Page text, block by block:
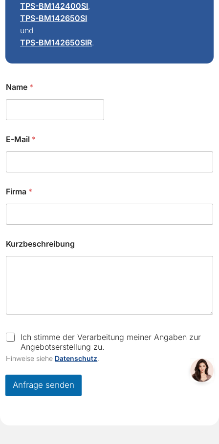
TPS-BM142400SI,
TPS-BM142650SI
und
TPS-BM142650SIR.
Name *
E-Mail *
Firma *
Kurzbeschreibung
u
r
z
b
e
C
h
e
c
k
Ich stimme der Verarbeitung meiner Angaben zur
Angebotserstellung zu.
Hinweise siehe Datenschutz
Anfrage senden